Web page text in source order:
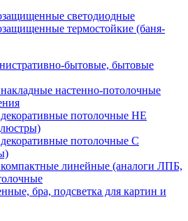
светодиодные
термостойкие (баня-
бытовые, бытовые
настенно-потолочные
потолочные НЕ
потолочные С
линейные (аналоги ЛПБ,
бра, подсветка для картин и